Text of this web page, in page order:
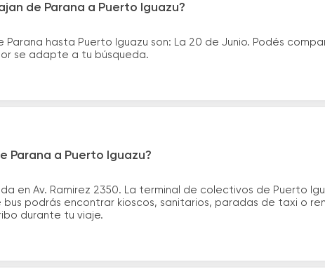
de Parana a Puerto Iguazu?
hasta Puerto Iguazu son: La 20 de Junio. Podés
se adapte a tu búsqueda.
Parana a Puerto Iguazu?
en Av. Ramirez 2350. La terminal de colectivos de Puerto
bus podrás encontrar kioscos, sanitarios, paradas de taxi o
durante tu viaje.